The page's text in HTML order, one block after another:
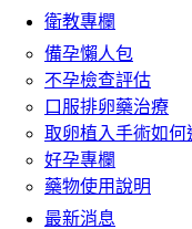
衛教專欄
備孕懶人包
不孕檢查評估
口服排卵藥治療
取卵植入手術如何
好孕專欄
藥物使用說明
最新消息